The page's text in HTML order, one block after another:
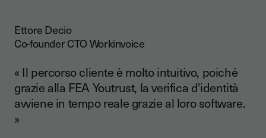
Ettore Decio
Co-founder CTO Workinvoice
« Il percorso cliente è molto intuitivo, poiché
grazie alla FEA Youtrust, la verifica d'identità
avviene in tempo reale grazie al loro software.
»